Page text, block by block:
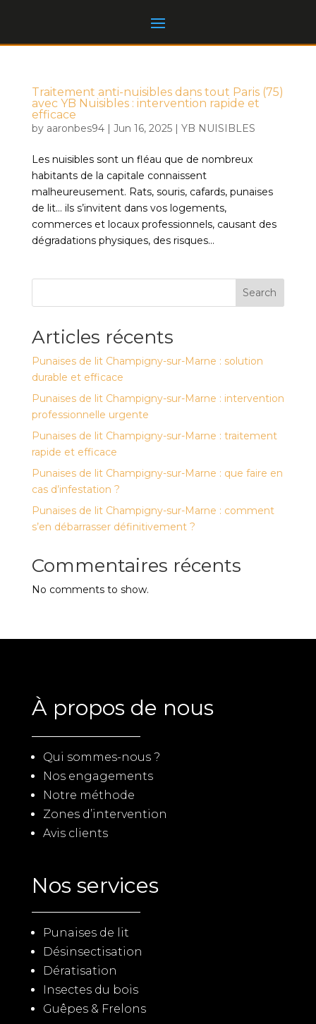
Traitement anti-nuisibles dans tout Paris (75)
avec YB Nuisibles : intervention rapide et
efficace
by aaronbes94| Jun 16, 2025| YB NUISIBLES
Les nuisibles sont un fléau que de nombreux
habitants de la capitale connaissent
malheureusement. Rats, souris, cafards, punaises
de lit… ils s’invitent dans vos logements,
commerces et locaux professionnels, causant des
dégradations physiques, des risques...
Search
Articles récents
Punaises de lit Champigny-sur-Marne : solution
durable et efficace
Punaises de lit Champigny-sur-Marne : intervention
professionnelle urgente
Punaises de lit Champigny-sur-Marne : traitement
rapide et efficace
Punaises de lit Champigny-sur-Marne : que faire en
cas d’infestation ?
Punaises de lit Champigny-sur-Marne : comment
s’en débarrasser définitivement ?
Commentaires récents
No comments to show.
À propos de nous
Qui sommes-nous ?
Nos engagements
Notre méthode
Zones d’intervention
Avis clients
Nos services
Punaises de lit
Désinsectisation
Dératisation
Insectes du bois
Guêpes & Frelons